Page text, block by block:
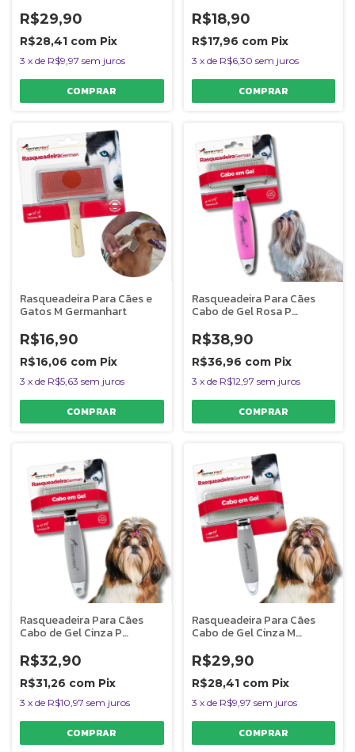
R$29,90
R$28,41 com Pix
3 x de R$9,97 sem juros
R$18,90
R$17,96 com Pix
3 x de R$6,30 sem juros
Rasqueadeira Para Cães e
Gatos M Germanhart
R$16,90
R$16,06 com Pix
3 x de R$5,63 sem juros
Rasqueadeira Para Cães
Cabo de Gel Rosa P
R$38,90
R$36,96 com Pix
3 x de R$12,97 sem juros
Rasqueadeira Para Cães
Cabo de Gel Cinza P
R$32,90
R$31,26 com Pix
3 x de R$10,97 sem juros
Rasqueadeira Para Cães
Cabo de Gel Cinza M
R$29,90
R$28,41 com Pix
3 x de R$9,97 sem juros